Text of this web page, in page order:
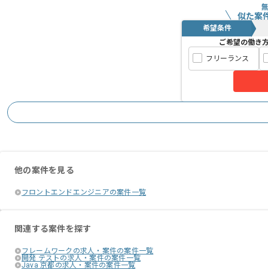
似た案
希望条件
ご希望の働き
フリーランス
他の案件を見る
フロントエンドエンジニアの案件一覧
関連する案件を探す
フレームワークの求人・案件の案件一覧
開発 テストの求人・案件の案件一覧
Java 京都の求人・案件の案件一覧